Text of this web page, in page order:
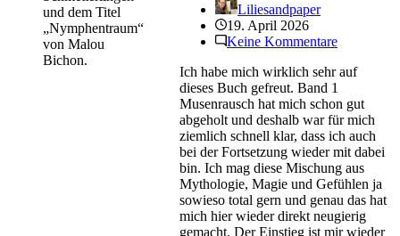
Liliesandpaper
19. April 2026
Keine Kommentare
Ich habe mich wirklich sehr auf
dieses Buch gefreut. Band 1
Musenrausch hat mich schon gut
abgeholt und deshalb war für mich
ziemlich schnell klar, dass ich auch
bei der Fortsetzung wieder mit dabei
bin. Ich mag diese Mischung aus
Mythologie, Magie und Gefühlen ja
sowieso total gern und genau das hat
mich hier wieder direkt neugierig
gemacht. Der Einstieg ist mir wieder